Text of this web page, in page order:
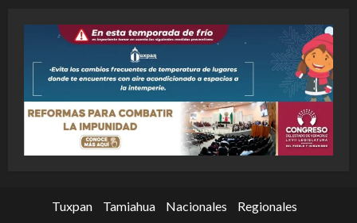
Tuxpan Tamiahua Nacionales
Regionales